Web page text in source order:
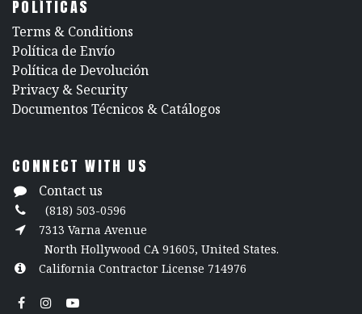
POLÍTICAS
​Terms & Conditions
Política de Envío
Política de Devolución
​Privacy & Security
​Documentos Técnicos & Catálogos
CONNECT WITH US
Contact us
(818) 503-0596
7313 Varna Avenue
North Hollywood CA 91605, United States.
California Contractor License 714976